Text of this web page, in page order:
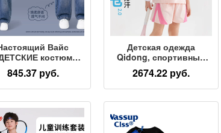
Вайс
костюмы,
джинсы,
свитера, весенняя
одежда, для
детская
зимняя одежда
845.37 руб.
Детская одежда
Qidong, спортивный
костюм для девочек,
защищающий от пота,
летний новый
антибактериальный
детский костюм-
2674.22 руб.